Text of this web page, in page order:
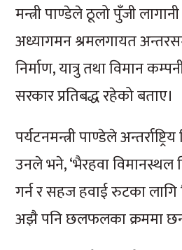
मन्त्री पाण्डेले ठूलो पुँजी
अध्यागमन श्रमलगायत
निर्माण, यात्रु तथा विमान
सरकार प्रतिबद्ध रहेको बताए।
पर्यटनमन्त्री पाण्डेले
उनले भने, ‘भैरहवा विमानस्थल
गर्न र सहज हवाई रुटका लागि
अझै पनि छलफलका क्रममा